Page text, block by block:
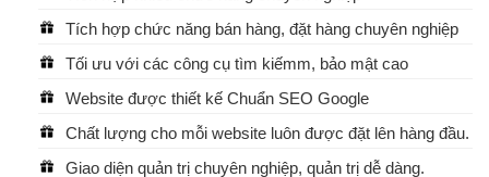
Tích hợp chức năng bán hàng, đặt hàng chuyên nghiệp
Tối ưu với các công cụ tìm kiếmm, bảo mật cao
Website được thiết kế Chuẩn SEO Google
Chất lượng cho mỗi website luôn được đặt lên hàng đầu.
Giao diện quản trị chuyên nghiệp, quản trị dễ dàng.